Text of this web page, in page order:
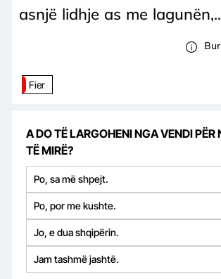
asnjë lidhje as me
Fier
A DO TË LARGOHENI NGA VENDI PËR
TË MIRË?
Po, sa më shpejt.
Po, por me kushte.
Jo, e dua shqipërin.
Jam tashmë jashtë.